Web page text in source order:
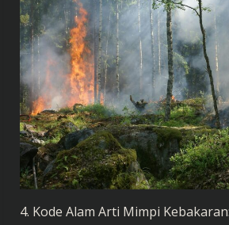
4. Kode Alam Arti Mimpi